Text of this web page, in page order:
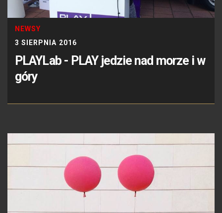
NEWSY
3 SIERPNIA 2016
PLAYLab - PLAY jedzie nad morze i w
góry